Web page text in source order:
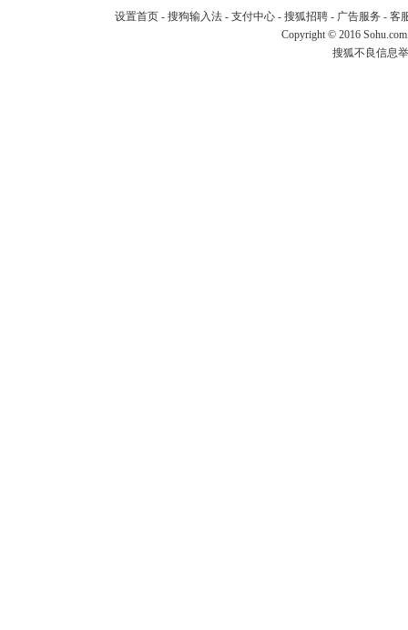
设置首页- 搜狗输入法- 支付中心- 搜狐招聘- 广告服务 - 客
Copyright © 2016
搜狐不良信息